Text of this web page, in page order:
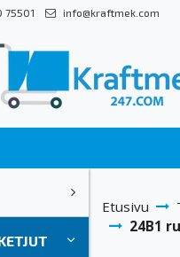
75501 info@kraftmek.com
Etusivu
24B1